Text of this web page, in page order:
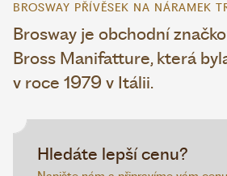
BROSWAY PŘÍVĚSEK NA NÁRAMEK
Brosway je obchodní
Bross Manifatture, která
v roce 1979 v Itálii.
Hledáte lepší cenu?